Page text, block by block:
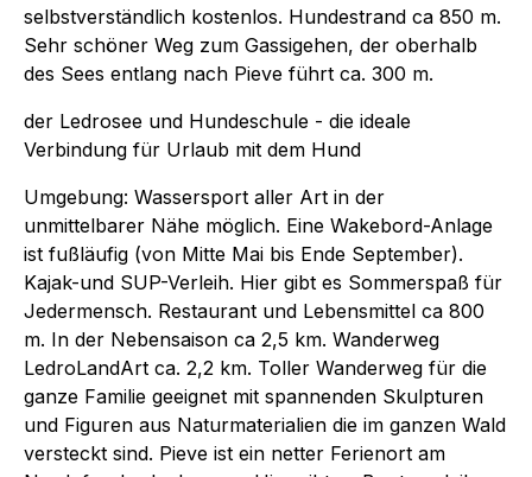
selbstverständlich kostenlos. Hundestrand ca 850 m.
Sehr schöner Weg zum Gassigehen, der oberhalb
des Sees entlang nach Pieve führt ca. 300 m.
der Ledrosee und Hundeschule - die ideale
Verbindung für Urlaub mit dem Hund
Umgebung: Wassersport aller Art in der
unmittelbarer Nähe möglich. Eine Wakebord-Anlage
ist fußläufig (von Mitte Mai bis Ende September).
Kajak-und SUP-Verleih. Hier gibt es Sommerspaß für
Jedermensch. Restaurant und Lebensmittel ca 800
m. In der Nebensaison ca 2,5 km. Wanderweg
LedroLandArt ca. 2,2 km. Toller Wanderweg für die
ganze Familie geeignet mit spannenden Skulpturen
und Figuren aus Naturmaterialien die im ganzen Wald
versteckt sind. Pieve ist ein netter Ferienort am